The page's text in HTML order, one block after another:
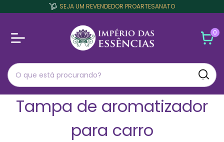
SEJA UM REVENDEDOR PROARTESANATO
0
Tampa de aromatizador
para carro